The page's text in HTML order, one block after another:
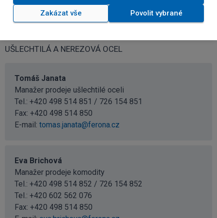
UŠLECHTILÁ A NEREZOVÁ OCEL
Tomáš Janata
Manažer prodeje ušlechtilé oceli
Tel.: +420 498 514 851 / 726 154 851
Fax: +420 498 514 850
E-mail: tomas.janata@ferona.cz
Eva Brichová
Manažer prodeje komodity
Tel.: +420 498 514 852 / 726 154 852
Tel.: +420 602 562 076
Fax: +420 498 514 850
Zakázat vše Povolit vybrané